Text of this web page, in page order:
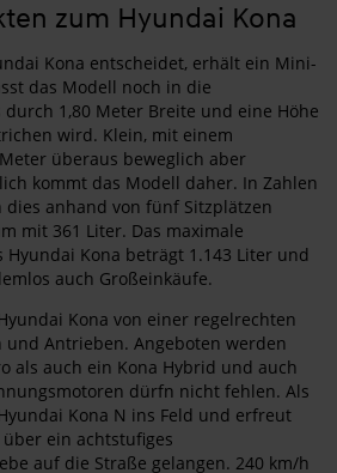
zum Hyundai Kona
Kona entscheidet, erhält ein Mini-
das Modell noch in die
durch 1,80 Meter Breite und eine Höhe
wird. Klein, mit einem
überaus beweglich aber
kommt das Modell daher. In Zahlen
dies anhand von fünf Sitzplätzen
mit 361 Liter. Das maximale
Hyundai Kona beträgt 1.143 Liter und
auch Großeinkäufe.
Kona von einer regelrechten
und Antrieben. Angeboten werden
als auch ein Kona Hybrid und auch
dürfn nicht fehlen. Als
Kona N ins Feld und erfreut
über ein achtstufiges
auf die Straße gelangen. 240 km/h